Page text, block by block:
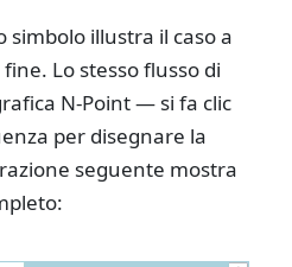
simbolo illustra il caso a
Lo stesso flusso di
N-Point — si fa clic
per disegnare la
seguente mostra